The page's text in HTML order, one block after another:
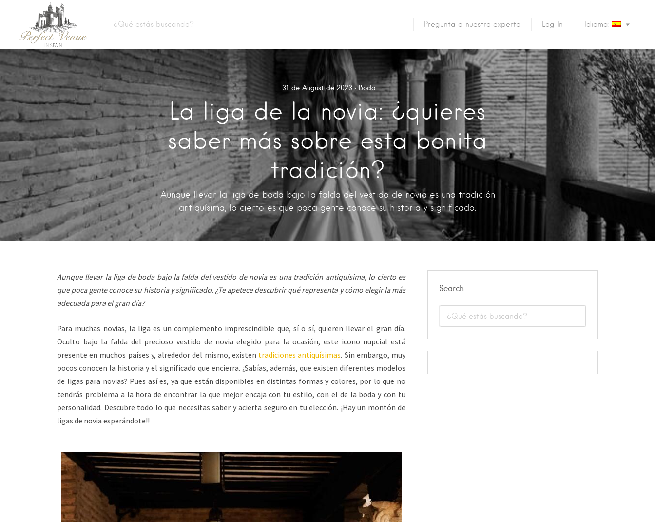
Pregunta a nuestro experto Log In Idioma:
31 de August de 2023 Boda
La liga de la novia: ¿quieres
saber más sobre esta bonita
tradición?
Aunque llevar la liga de boda bajo la falda del vestido de novia es una tradición
antiquísima, lo cierto es que poca gente conoce su historia y significado.
Aunque llevar la liga de boda bajo la falda del vestido de novia es una tradición antiquísima, lo cierto es
que poca gente conoce su historia y significado. ¿Te apetece descubrir qué representa y cómo elegir la más
adecuada para el gran día?
Para muchas novias, la liga es un complemento imprescindible que, sí o sí, quieren llevar el gran día.
Oculto bajo la falda del precioso vestido de novia elegido para la ocasión, este icono nupcial está
presente en muchos países y, alrededor del mismo, existen tradiciones antiquísimas. Sin embargo, muy
pocos conocen la historia y el significado que encierra. ¿Sabías, además, que existen diferentes modelos
de ligas para novias? Pues así es, ya que están disponibles en distintas formas y colores, por lo que no
tendrás problema a la hora de encontrar la que mejor encaja con tu estilo, con el de la boda y con tu
personalidad. Descubre todo lo que necesitas saber y acierta seguro en tu elección. ¡Hay un montón de
ligas de novia esperándote!!
Search